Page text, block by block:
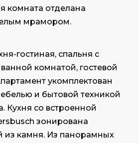
комната отделана
мрамором.
гостиная, спальня с
комнатой, гостевой
укомплектован
и бытовой техникой
Кухня со встроенной
зонирована
из камня. Из панорамных